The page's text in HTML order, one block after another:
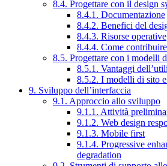
8.4. Progettare con il design
8.4.1. Documentazione
8.4.2. Benefici del
8.4.3. Risorse operative
8.4.4. Come
8.5. Progettare con i modelli
8.5.1. Vantaggi
8.5.2. I modelli di sito
9. Sviluppo dell’interfaccia
9.1. Approccio allo sviluppo
9.1.1. Attività
9.1.2. Web design
9.1.3. Mobile first
9.1.4. Progressive
degradation